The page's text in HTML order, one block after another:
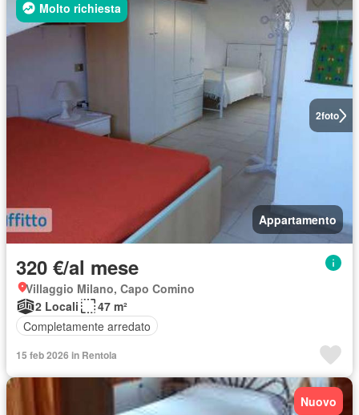
2foto
Molto richiesta
Appartamento
320 €/al mese
Villaggio Milano, Capo Comino
2 Locali
47 m²
Completamente arredato
15 feb 2026 in Rentola
Nuovo